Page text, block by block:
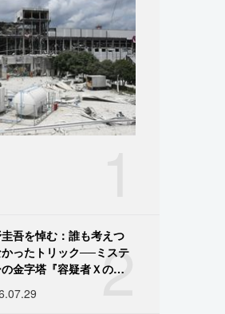
2
吾を悼む：誰も考えつ
ったトリック──ミステ
の金字塔『容疑者Ｘの献